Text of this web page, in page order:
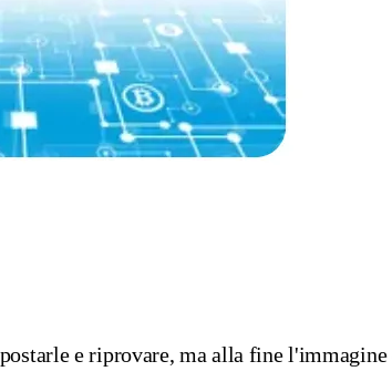
e riprovare, ma alla fine